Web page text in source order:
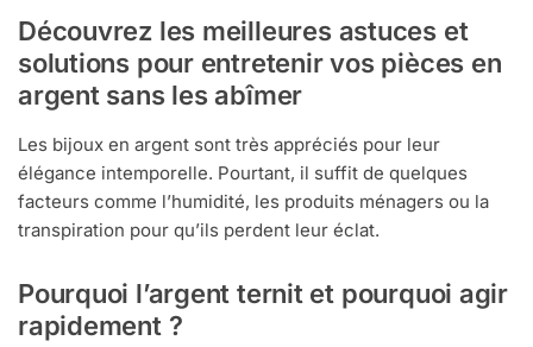
Découvrez les meilleures astuces et
solutions pour entretenir vos pièces en
argent sans les abîmer
Les bijoux en argent sont très appréciés pour leur
élégance intemporelle. Pourtant, il suffit de quelques
facteurs comme l’humidité, les produits ménagers ou la
transpiration pour qu’ils perdent leur éclat.
Pourquoi l’argent ternit et pourquoi agir
rapidement ?